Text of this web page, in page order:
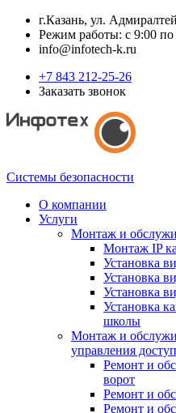
г.Казань, ул.
Режим работы: с 9:00
info@infotech-k.ru
+7 843 212-25-26
Заказать звонок
Системы безопасности
О компании
Услуги
Монтаж и
Монтаж IP
Установка
Установка
Установка
Установка
школы
Монтаж и
управления
Ремонт и
ворот
Ремонт и
Ремонт и